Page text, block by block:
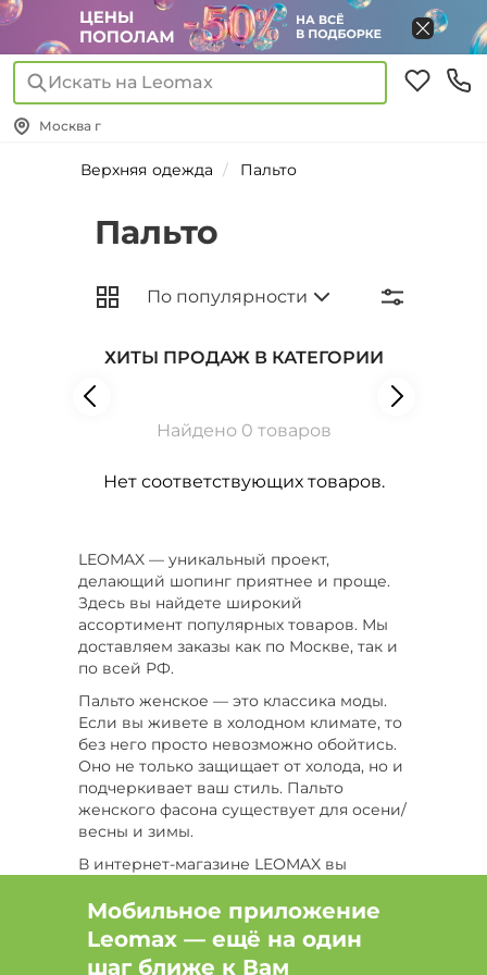
Искать на Leomax
Москва г
Верхняя одежда Пальто
Пальто
ХИТЫ ПРОДАЖ В КАТЕГОРИИ
Найдено 0 товаров
Нет соответствующих товаров.
LEOMAX — уникальный проект,
делающий шопинг приятнее и проще.
Здесь вы найдете широкий
ассортимент популярных товаров. Мы
доставляем заказы как по Москве, так и
по всей РФ.
Пальто женское — это классика моды.
Если вы живете в холодном климате, то
без него просто невозможно обойтись.
Оно не только защищает от холода, но и
подчеркивает ваш стиль. Пальто
женского фасона существует для осени/
весны и зимы.
В интернет-магазине LEOMAX вы
Классическое пальто — базовая
вещь осенне-зимнего гардероба.
По типу силуэта делится на А-
Мобильное приложение
Leomax — ещё на один
шаг ближе к Вам